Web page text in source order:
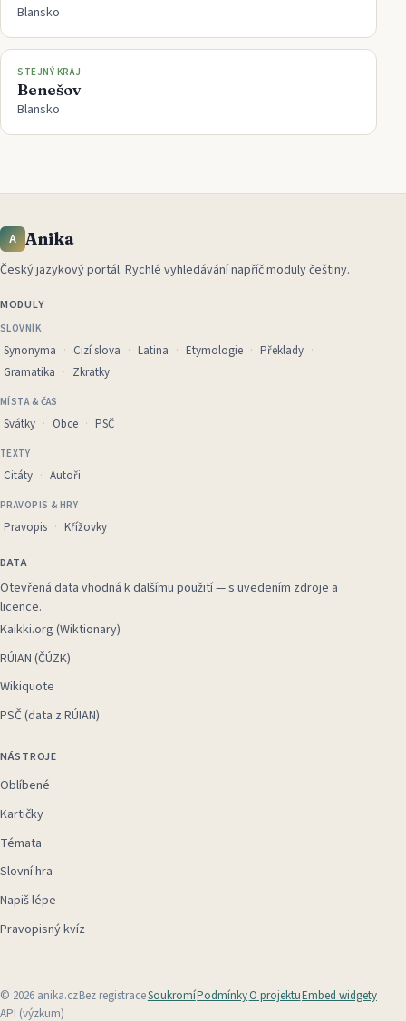
Blansko
STEJNÝ KRAJ
Benešov
Blansko
A Anika
Český jazykový portál. Rychlé vyhledávání napříč moduly češtiny.
MODULY
SLOVNÍK
Synonyma Cizí slova Latina Etymologie
Překlady
Gramatika
Zkratky
MÍSTA & ČAS
Svátky Obce PSČ
TEXTY
Citáty Autoři
PRAVOPIS & HRY
Pravopis Křížovky
DATA
Otevřená data vhodná k dalšímu použití — s uvedením zdroje a
licence.
Kaikki.org (Wiktionary)
RÚIAN (ČÚZK)
Wikiquote
PSČ (data z RÚIAN)
NÁSTROJE
Oblíbené
Kartičky
Témata
Slovní hra
Napiš lépe
Pravopisný kvíz
© 2026 anika.czBez registraceSoukromíPodmínkyO projektuEmbed widgety
API (výzkum)